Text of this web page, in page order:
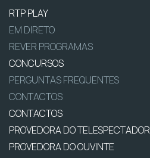
RTP PLAY
EM DIRETO
REVER PROGRAMAS
CONCURSOS
PERGUNTAS FREQUENTES
CONTACTOS
CONTACTOS
PROVEDORA DO TELESPECTADOR
PROVEDORA DO OUVINTE